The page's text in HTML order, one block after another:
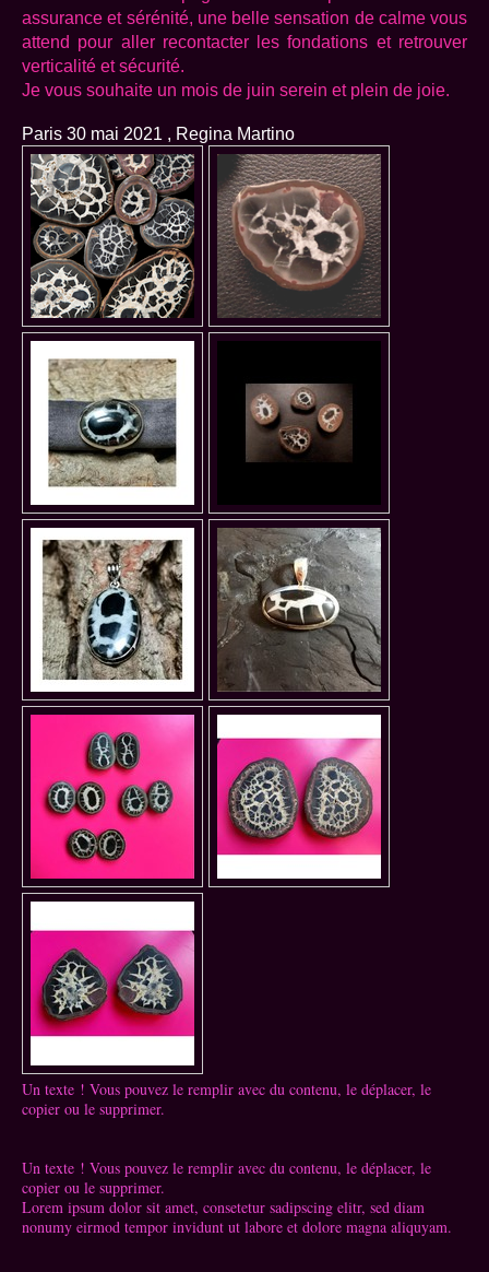
assurance et sérénité, une belle sensation de calme vous
attend pour aller recontacter les fondations et retrouver
verticalité et sécurité.
Je vous souhaite un mois de juin serein et plein de joie.
Paris 30 mai 2021 , Regina Martino
Un texte ! Vous pouvez le remplir avec du contenu, le déplacer, le
copier ou le supprimer.
Un texte ! Vous pouvez le remplir avec du contenu, le déplacer, le
copier ou le supprimer.
Lorem ipsum dolor sit amet, consetetur sadipscing elitr, sed diam
nonumy eirmod tempor invidunt ut labore et dolore magna aliquyam.